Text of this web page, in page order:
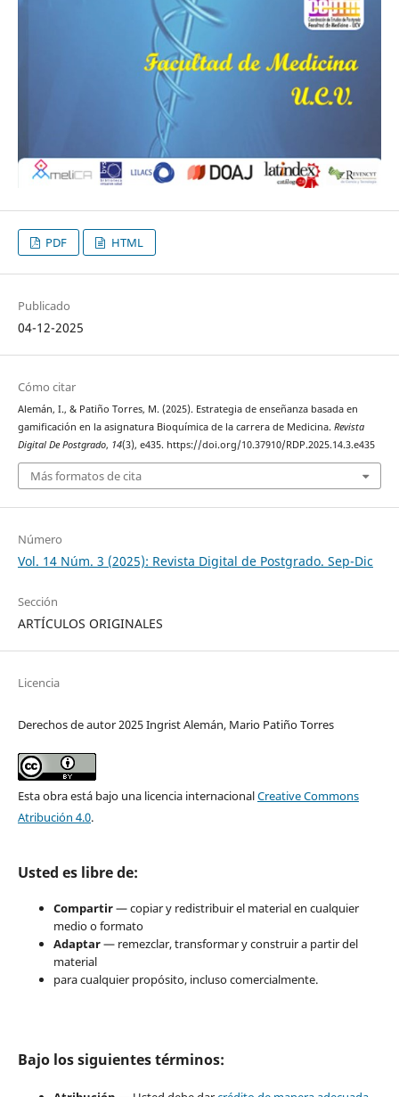
PDF HTML
Publicado
04-12-2025
Cómo citar
Alemán, I., & Patiño Torres, M. (2025). Estrategia de enseñanza basada en
gamificación en la asignatura Bioquímica de la carrera de Medicina. Revista
Digital De Postgrado, 14(3), e435. https://doi.org/10.37910/RDP.2025.14.3.e435
Más formatos de cita
Número
Vol. 14 Núm. 3 (2025): Revista Digital de Postgrado. Sep-Dic
Sección
ARTÍCULOS ORIGINALES
Licencia
Derechos de autor 2025 Ingrist Alemán, Mario Patiño Torres
Esta obra está bajo una licencia internacionalCreative Commons
Atribución 4.0.
Usted es libre de:
Compartir— copiar y redistribuir el material en cualquier
medio o formato
Adaptar— remezclar, transformar y construir a partir del
material
para cualquier propósito, incluso comercialmente.
Bajo los siguientes términos: